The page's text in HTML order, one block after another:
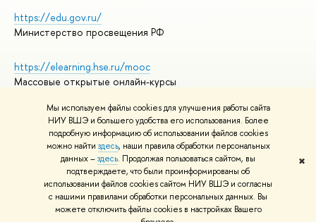
Мы используем файлы cookies для улучшения работы сайта
НИУ ВШЭ и большего удобства его использования. Более
подробную информацию об использовании файлов cookies
можно найти здесь, наши правила обработки персональных
данных –здесь. Продолжая пользоваться сайтом, вы
подтверждаете, что были проинформированы об
использовании файлов cookies сайтом НИУ ВШЭ и согласны
с нашими правилами обработки персональных данных. Вы
можете отключить файлы cookies в настройках Вашего
✖
https://edu.gov.ru/
Министерство просвещения РФ
https://elearning.hse.ru/mooc
Массовые открытые онлайн-курсы
© НИУ ВШЭ 1993–2026
Адреса и контакты
Условия использования материалов
Политика конфиденциальности
Правила применения рекомендательных технологий в НИУ ВШЭ
Карта сайта